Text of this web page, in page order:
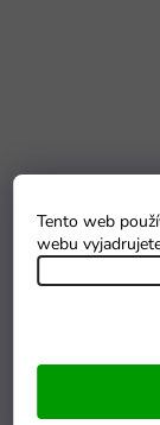
Tento web
webu